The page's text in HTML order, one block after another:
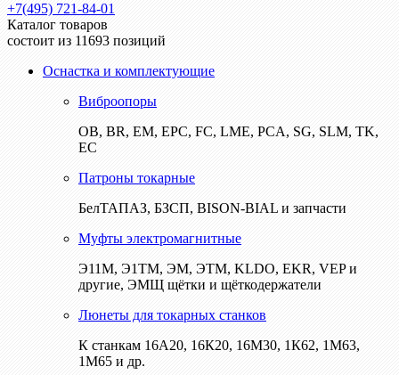
+7(495) 721-84-01
Каталог товаров
состоит из 11693 позиций
Оснастка и комплектующие
Виброопоры
ОВ, BR, EM, EPC, FC, LME, PCA, SG, SLM, TK,
EC
Патроны токарные
БелТАПАЗ, БЗСП, BISON-BIAL и запчасти
Муфты электромагнитные
Э11М, Э1ТМ, ЭМ, ЭТМ, KLDO, EKR, VEP и
другие, ЭМЩ щётки и щёткодержатели
Люнеты для токарных станков
К станкам 16А20, 16К20, 16М30, 1К62, 1М63,
1М65 и др.